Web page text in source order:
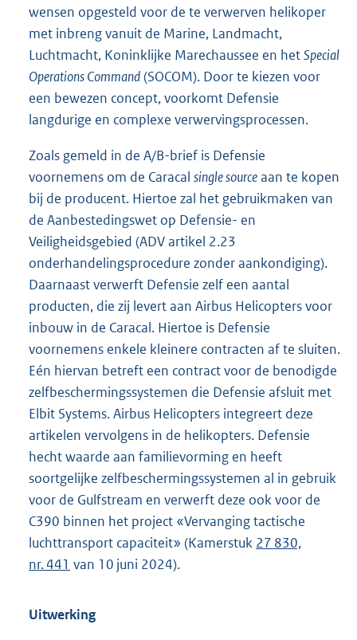
wensen opgesteld voor de te verwerven helikoper
met inbreng vanuit de Marine, Landmacht,
Luchtmacht, Koninklijke Marechaussee en hetSpecial
Operations Command(SOCOM). Door te kiezen voor
een bewezen concept, voorkomt Defensie
langdurige en complexe verwervingsprocessen.
Zoals gemeld in de A/B-brief is Defensie
voornemens om de Caracal single sourceaan te kopen
bij de producent. Hiertoe zal het gebruikmaken van
de Aanbestedingswet op Defensie- en
Veiligheidsgebied (ADV artikel 2.23
onderhandelingsprocedure zonder aankondiging).
Daarnaast verwerft Defensie zelf een aantal
producten, die zij levert aan Airbus Helicopters voor
inbouw in de Caracal. Hiertoe is Defensie
voornemens enkele kleinere contracten af te sluiten.
Eén hiervan betreft een contract voor de benodigde
zelfbeschermingssystemen die Defensie afsluit met
Elbit Systems. Airbus Helicopters integreert deze
artikelen vervolgens in de helikopters. Defensie
hecht waarde aan familievorming en heeft
soortgelijke zelfbeschermingssystemen al in gebruik
voor de Gulfstream en verwerft deze ook voor de
C390 binnen het project «Vervanging tactische
luchttransport capaciteit» (Kamerstuk 27 830,
nr. 441 van 10 juni 2024).
Uitwerking